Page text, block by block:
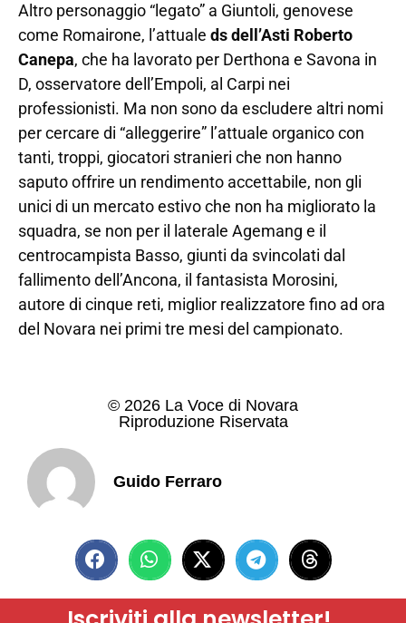
Altro personaggio “legato” a Giuntoli, genovese
come Romairone, l’attuale ds dell’Asti Roberto
Canepa, che ha lavorato per Derthona e Savona in
D, osservatore dell’Empoli, al Carpi nei
professionisti. Ma non sono da escludere altri nomi
per cercare di “alleggerire” l’attuale organico con
tanti, troppi, giocatori stranieri che non hanno
saputo offrire un rendimento accettabile, non gli
unici di un mercato estivo che non ha migliorato la
squadra, se non per il laterale Agemang e il
centrocampista Basso, giunti da svincolati dal
fallimento dell’Ancona, il fantasista Morosini,
autore di cinque reti, miglior realizzatore fino ad ora
del Novara nei primi tre mesi del campionato.
© 2026 La Voce di Novara
Riproduzione Riservata
Guido Ferraro